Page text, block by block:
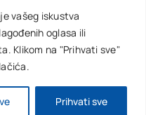
vašeg iskustva
oglasa ili
Klikom na "Prihvati sve"
Prihvati sve
Ltd